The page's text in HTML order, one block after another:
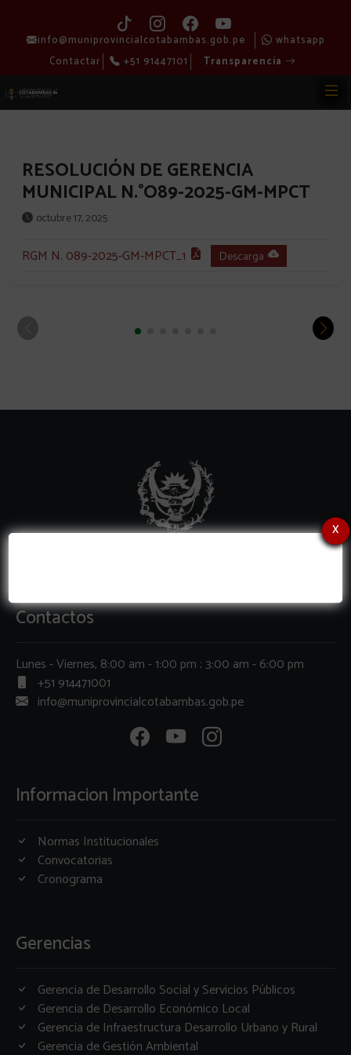
info@muniprovincialcotabambas.gob.pe
whatsapp
Contactar
+51 91447101 Transparencia
RESOLUCIÓN DE GERENCIA
MUNICIPAL N.°O89-2025-GM-MPCT
octubre 17, 2025
RGM N. 089-2025-GM-MPCT_1 Descarga
x
Contactos
Lunes - Viernes, 8:00 am - 1:00 pm ; 3:00 am - 6:00 pm
+51 914471001
info@muniprovincialcotabambas.gob.pe
Informacion Importante
Normas Institucionales
Convocatorias
Cronograma
Gerencias
Gerencia de Desarrollo Social y Servicios Públicos
Gerencia de Desarrollo Económico Local
Gerencia de Infraestructura Desarrollo Urbano y Rural
Gerencia de Gestión Ambiental